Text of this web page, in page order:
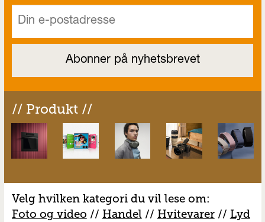
// Produkt //
Velg hvilken kategori du vil lese om:
Foto og video // Handel // Hvitevarer// Lyd